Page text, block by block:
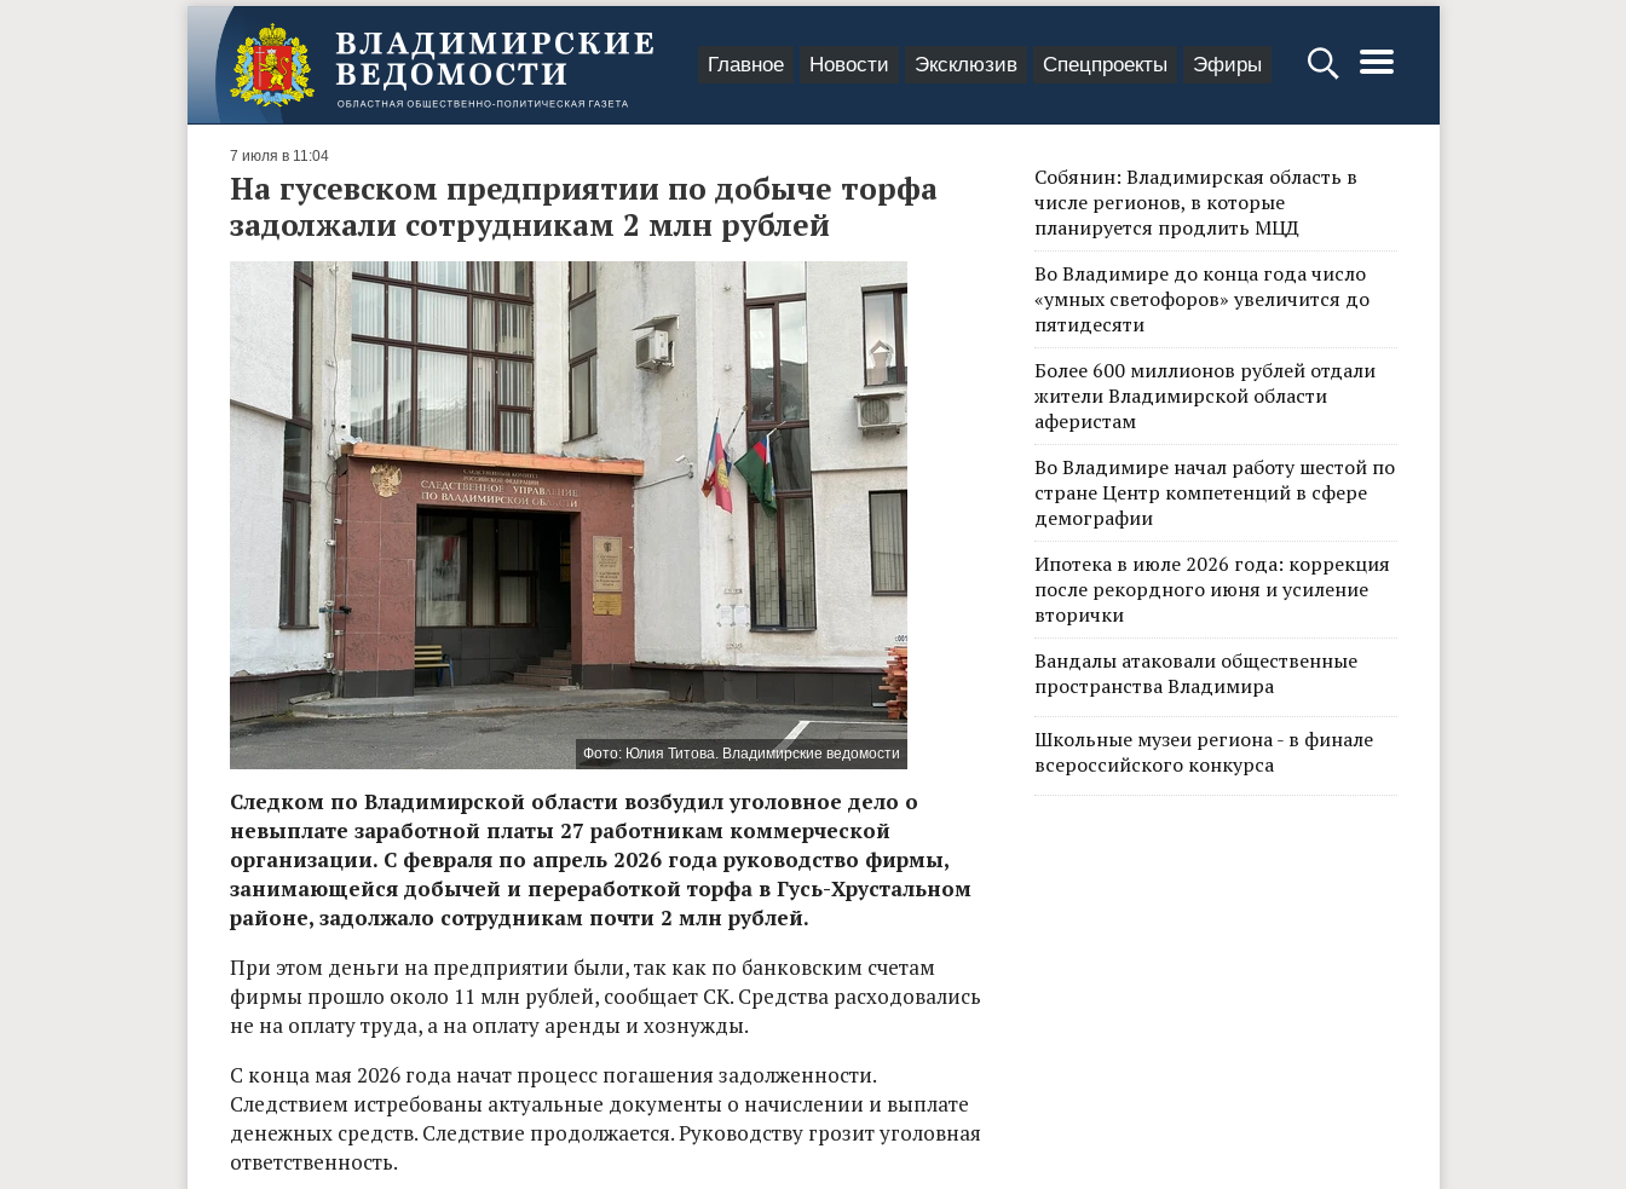
Главное Новости Эксклюзив Спецпроекты Эфиры
7 июля в 11:04
На гусевском предприятии по добыче торфа
задолжали сотрудникам 2 млн рублей
Фото: Юлия Титова. Владимирские ведомости
Следком по Владимирской области возбудил уголовное дело о
невыплате заработной платы 27 работникам коммерческой
организации. С февраля по апрель 2026 года руководство фирмы,
занимающейся добычей и переработкой торфа в Гусь-Хрустальном
районе, задолжало сотрудникам почти 2 млн рублей.
При этом деньги на предприятии были, так как по банковским счетам
фирмы прошло около 11 млн рублей, сообщает СК. Средства расходовались
не на оплату труда, а на оплату аренды и хознужды.
С конца мая 2026 года начат процесс погашения задолженности.
Следствием истребованы актуальные документы о начислении и выплате
денежных средств. Следствие продолжается. Руководству грозит уголовная
ответственность.
Собянин: Владимирская область в
числе регионов, в которые
планируется продлить МЦД
Во Владимире до конца года число
«умных светофоров» увеличится до
пятидесяти
Более 600 миллионов рублей отдали
жители Владимирской области
аферистам
Во Владимире начал работу шестой по
стране Центр компетенций в сфере
демографии
Ипотека в июле 2026 года: коррекция
после рекордного июня и усиление
вторички
Вандалы атаковали общественные
пространства Владимира
Школьные музеи региона - в финале
всероссийского конкурса